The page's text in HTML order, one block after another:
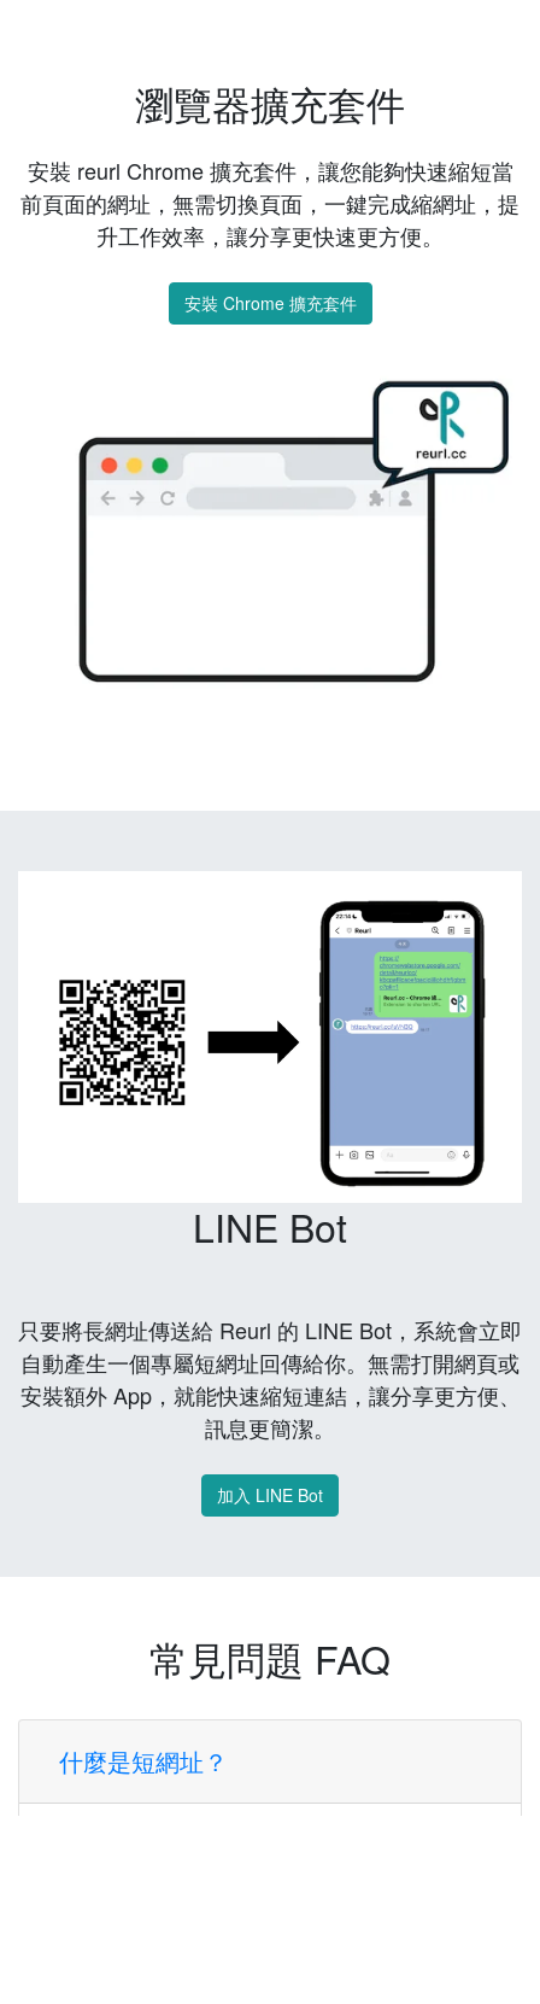
瀏覽器擴充套件
安裝 reurl Chrome 擴充套件，讓您能夠快速縮短當
前頁面的網址，無需切換頁面，一鍵完成縮網址，提
升工作效率，讓分享更快速更方便。
安裝 Chrome 擴充套件
LINE Bot
只要將長網址傳送給 Reurl 的 LINE Bot，系統會立即
自動產生一個專屬短網址回傳給你。無需打開網頁或
安裝額外 App，就能快速縮短連結，讓分享更方便、
訊息更簡潔。
加入 LINE Bot
常見問題 FAQ
什麼是短網址？